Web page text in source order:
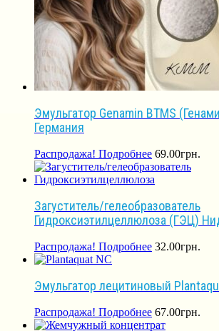
Эмульгатор Genamin BTMS
Германия
Распродажа! Подробнее 69.00грн.
Загуститель/гелеобразователь
Гидроксиэтилцеллюлоза (ГЭЦ)
Распродажа! Подробнее 32.00грн.
Эмульгатор лецитиновый
Распродажа! Подробнее 67.00грн.